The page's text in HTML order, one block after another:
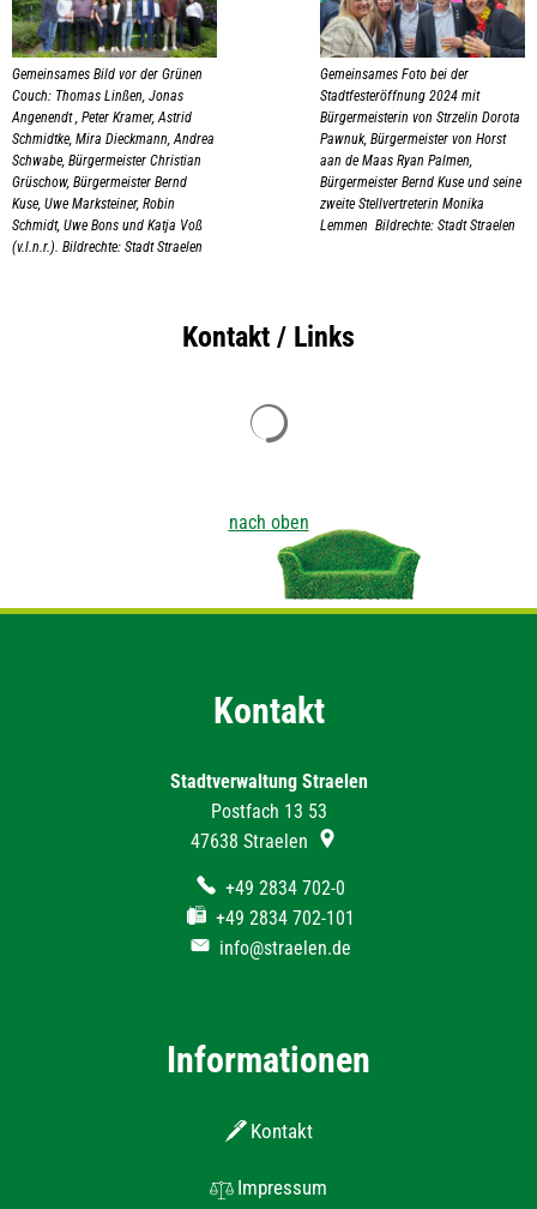
Gemeinsames Bild vor der Grünen
Couch: Thomas Linßen, Jonas
Angenendt , Peter Kramer, Astrid
Schmidtke, Mira Dieckmann, Andrea
Schwabe, Bürgermeister Christian
Grüschow, Bürgermeister Bernd
Kuse, Uwe Marksteiner, Robin
Schmidt, Uwe Bons und Katja Voß
(v.l.n.r.). Bildrechte: Stadt Straelen
Gemeinsames Foto bei der
Stadtfesteröffnung 2024 mit
Bürgermeisterin von Strzelin Dorota
Pawnuk, Bürgermeister von Horst
aan de Maas Ryan Palmen,
Bürgermeister Bernd Kuse und seine
zweite Stellvertreterin Monika
Lemmen Bildrechte: Stadt Straelen
Kontakt / Links
nach oben
Kontakt
Stadtverwaltung Straelen
Postfach 13 53
47638 Straelen
+49 2834 702-0
+49 2834 702-101
info@straelen.de
Informationen
Kontakt
Impressum